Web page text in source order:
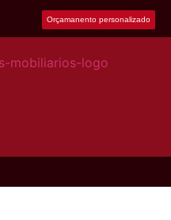
Orçamanento personalizado